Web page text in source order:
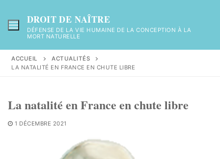
au
contenu
DROIT DE NAÎTRE
DÉFENSE DE LA VIE HUMAINE DE LA CONCEPTION À LA
MORT NATURELLE
ACCUEIL
ACTUALITÉS
LA NATALITÉ EN FRANCE EN CHUTE LIBRE
La natalité en France en chute libre
1 DÉCEMBRE 2021